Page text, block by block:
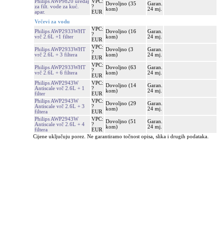
za filt. vode za kuć.
apar.
?
EUR
Dovoljno (35
kom)
Garan.
24 mj.
Vrčevi za vodu
Philips AWP2933WHT
vrč 2.6L +1 filter
VPC:
?
EUR
Dovoljno (16
kom)
Garan.
24 mj.
Philips AWP2933WHT
vrč 2.6L + 3 filtera
VPC:
?
EUR
Dovoljno (3
kom)
Garan.
24 mj.
Philips AWP2933WHT
vrč 2.6L + 6 filtera
VPC:
?
EUR
Dovoljno (63
kom)
Garan.
24 mj.
Philips AWP2943W
Antiscale vrč 2.6L + 1
filter
VPC:
?
EUR
Dovoljno (14
kom)
Garan.
24 mj.
Philips AWP2943W
Antiscale vrč 2.6L + 3
filtera
VPC:
?
EUR
Dovoljno (29
kom)
Garan.
24 mj.
Philips AWP2943W
Antiscale vrč 2.6L + 4
filtera
VPC:
?
EUR
Dovoljno (51
kom)
Garan.
24 mj.
Cijene uključuju porez. Ne garantiramo točnost opisa, slika i drugih podataka.